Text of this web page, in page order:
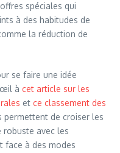
spéciales qui
à des habitudes de
la réduction de
se faire une idée
œil à cet article sur les
et ce classement des
permettent de croiser les
robuste avec les
face à des modes